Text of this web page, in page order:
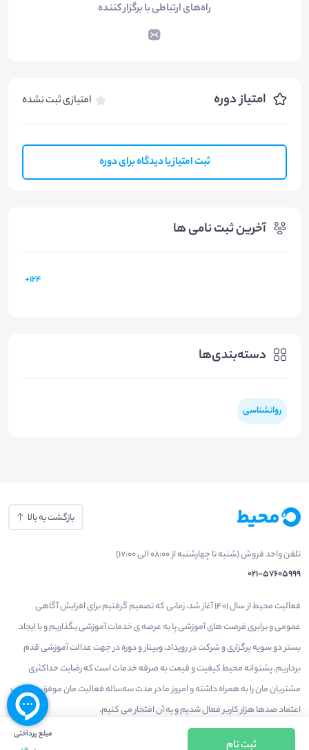
راه‌های ارتباطی با برگزار کننده
امتیاز دوره امتیازی ثبت نشده
ثبت امتیاز یا دیدگاه برای دوره
آخرین ثبت نامی ها
124+
دسته‌بندی‌ها
روانشناسی
مبلغ پرداختی
ثبت نام
بازگشت به بالا
تلفن واحد فروش (شنبه تا چهارشنبه از 08:00 الی 17:00)
021-57605999
فعالیت محیط از سال 1401 آغاز شد، زمانی که تصمیم گرفتیم برای افزایش آگاهی
عمومی و برابری فرصت های آموزشی پا به عرصه ی خدمات آموزشی بگذاریم و با ایجاد
بستر دو سویه برگزاری و شرکت در رویداد، وبینار و دوره در جهت عدالت آموزشی قدم
برداریم. پشتوانه محیط کیفیت و قیمت به صرفه خدمات است که رضایت حداکثری
مشتریان مان را به همراه داشته و امروز ما در مدت سه‌ساله فعالیت مان موفق به کسب
اعتماد صدها هزار کاربر فعال شدیم و به آن افتخار می‌ کنیم.